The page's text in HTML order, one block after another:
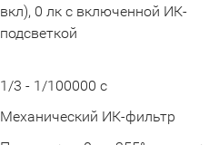
вкл), 0 лк с включенной ИК-
подсветкой
1/3 - 1/100000 с
Механический ИК-фильтр